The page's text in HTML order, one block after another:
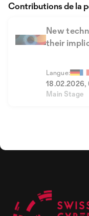
New
their
Langue:
18.02.2026,
Main Stage
Contributions de la